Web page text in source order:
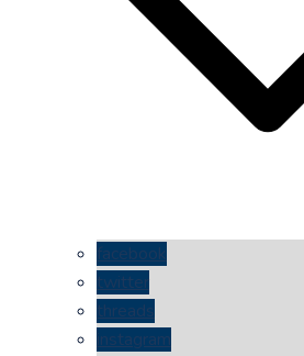
facebook
twitter
threads
instagram